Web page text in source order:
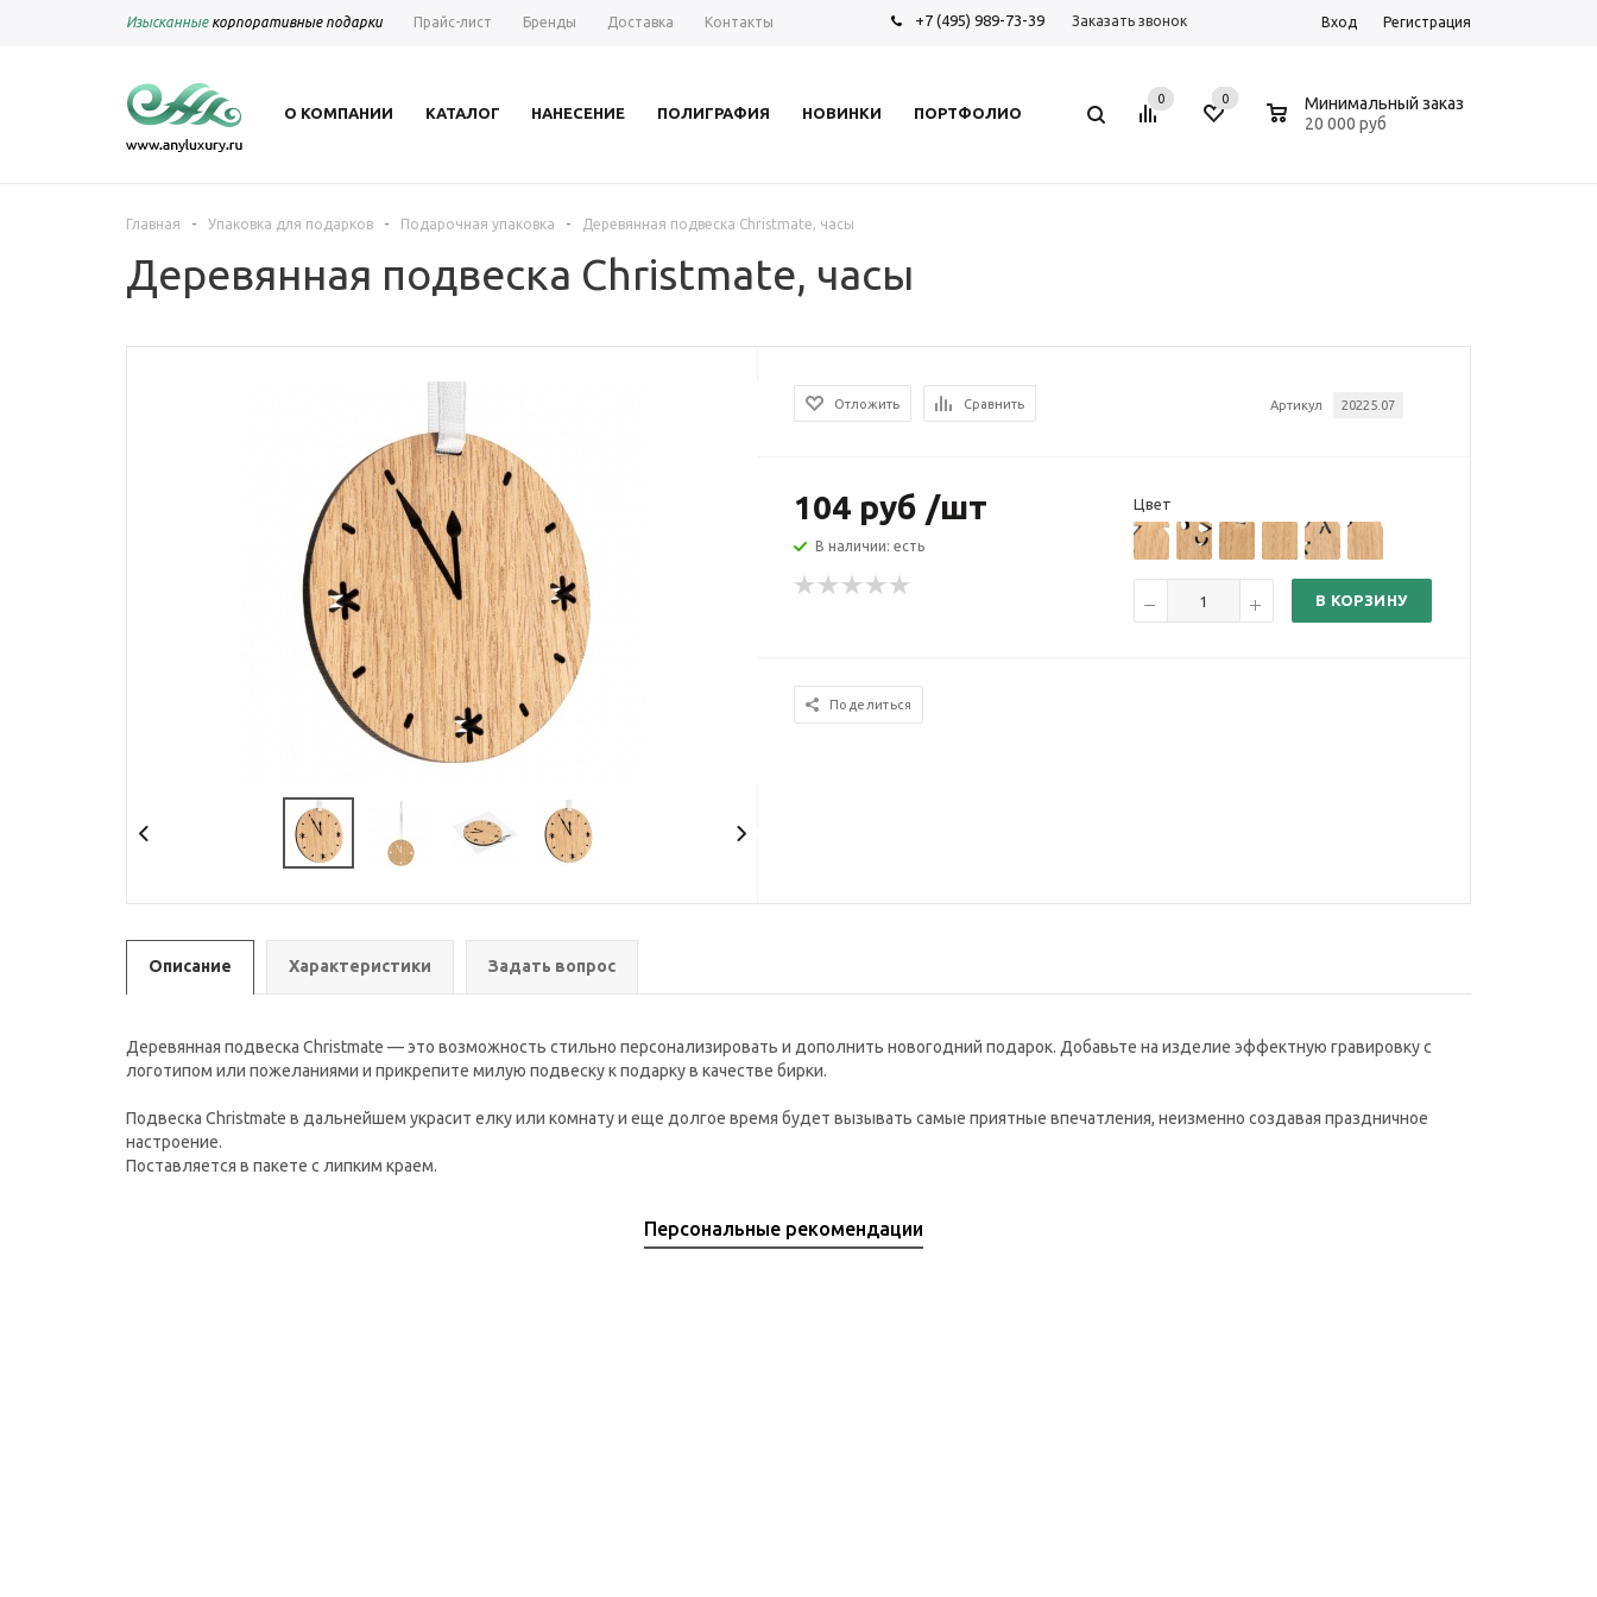
Изысканныекорпоративные подарки Прайс-лист Бренды Доставка Контакты +7 (495) 989-73-39 Заказать звонок Вход Регистрация
О КОМПАНИИ КАТАЛОГ НАНЕСЕНИЕ ПОЛИГРАФИЯ НОВИНКИ ПОРТФОЛИО
0 0
Минимальный заказ
20 000 руб
Главная - Упаковка для подарков - Подарочная упаковка - Деревянная подвеска Christmate, часы
Деревянная подвеска Christmate, часы
Артикул 20225.07
Отложить Сравнить
104 руб /шт
В наличии: есть
Цвет
В КОРЗИНУ
Поделиться
Описание Характеристики Задать вопрос
Деревянная подвеска Christmate — это возможность стильно персонализировать и дополнить новогодний подарок. Добавьте на изделие эффектную гравировку с
логотипом или пожеланиями и прикрепите милую подвеску к подарку в качестве бирки.
Подвеска Christmate в дальнейшем украсит елку или комнату и еще долгое время будет вызывать самые приятные впечатления, неизменно создавая праздничное
настроение.
Поставляется в пакете с липким краем.
Персональные рекомендации